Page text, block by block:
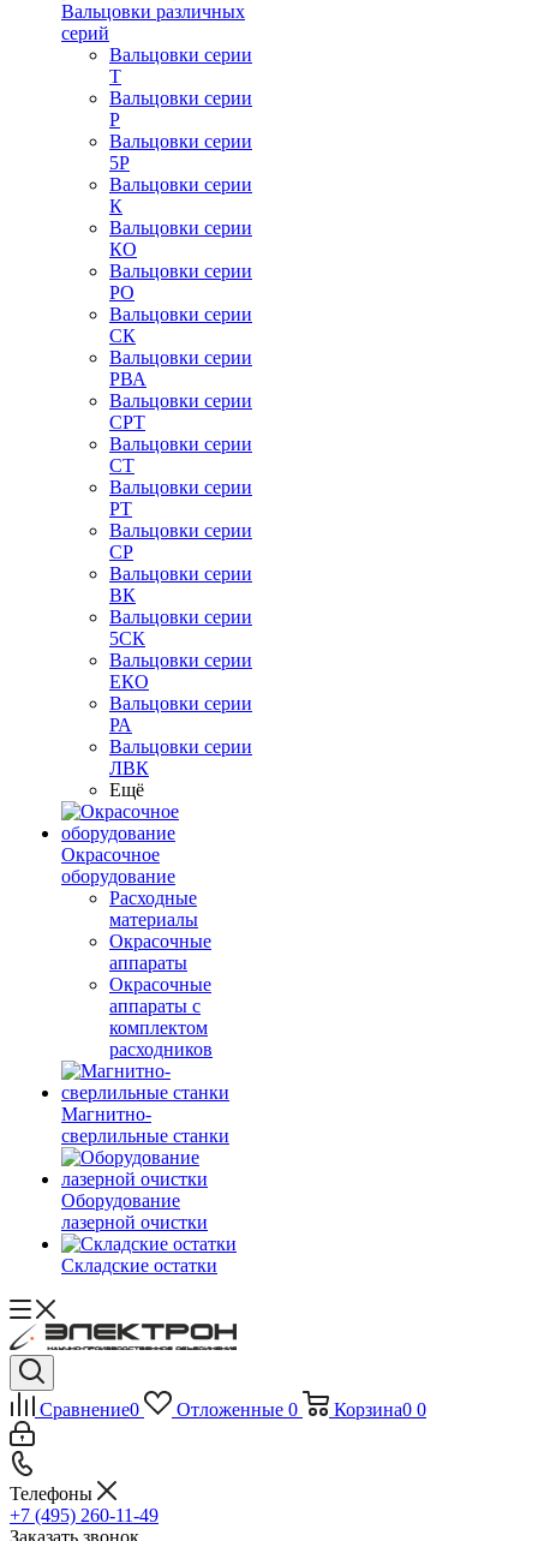
Вальцовки различных
серий
Вальцовки серии
Т
Вальцовки серии
Р
Вальцовки серии
5Р
Вальцовки серии
К
Вальцовки серии
КО
Вальцовки серии
РО
Вальцовки серии
СК
Вальцовки серии
РВА
Вальцовки серии
СРТ
Вальцовки серии
СТ
Вальцовки серии
РТ
Вальцовки серии
СР
Вальцовки серии
ВК
Вальцовки серии
5СК
Вальцовки серии
ЕКО
Вальцовки серии
РА
Вальцовки серии
ЛВК
Ещё
Окрасочное
оборудование
Расходные
материалы
Окрасочные
аппараты
Окрасочные
аппараты с
комплектом
расходников
Магнитно-
сверлильные станки
Оборудование
лазерной очистки
Складские остатки
Сравнение0 Отложенные 0 Корзина0 0
Телефоны
+7 (495) 260-11-49
Заказать звонок